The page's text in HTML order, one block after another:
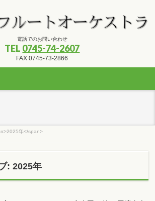
電話でのお問い合わせ
TEL 0745-74-2607
FAX 0745-73-2866
年</span>
: 2025年